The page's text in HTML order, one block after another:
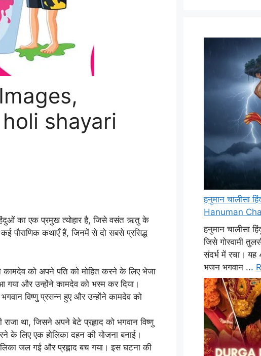
shayari
का एक प्रमुख त्योहार है, जिसे वसंत ऋतु के
पौराणिक कथाएँ हैं, जिनमें से दो सबसे प्रसिद्ध
कामदेव को अपने पति को मोहित करने के लिए भेजा
और उन्होंने कामदेव को भस्म कर दिया।
विष्णु प्रसन्न हुए और उन्होंने कामदेव को
था, जिसने अपने बेटे प्रह्लाद को भगवान विष्णु
के लिए एक होलिका दहन की योजना बनाई।
जल गई और प्रह्लाद बच गया। इस घटना की
हनुमान चालीसा
Hanuman
हनुमान चालीसा
जिसे गोस्वामी
संदर्भ में रचा। यह
भजन भगवान ...